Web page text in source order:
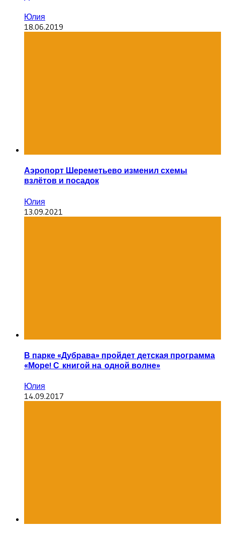
Юлия
18.06.2019
Аэропорт Шереметьево изменил схемы
взлётов и посадок
Юлия
13.09.2021
В парке «Дубрава» пройдет детская программа
«Море! С книгой на одной волне»
Юлия
14.09.2017